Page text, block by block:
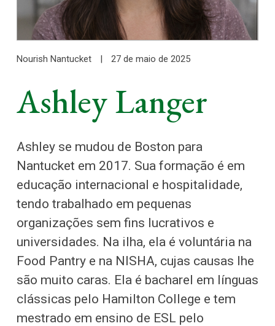
Nourish Nantucket | 27 de maio de 2025
Ashley Langer
Ashley se mudou de Boston para
Nantucket em 2017. Sua formação é em
educação internacional e hospitalidade,
tendo trabalhado em pequenas
organizações sem fins lucrativos e
universidades. Na ilha, ela é voluntária na
Food Pantry e na NISHA, cujas causas lhe
são muito caras. Ela é bacharel em línguas
clássicas pelo Hamilton College e tem
mestrado em ensino de ESL pelo